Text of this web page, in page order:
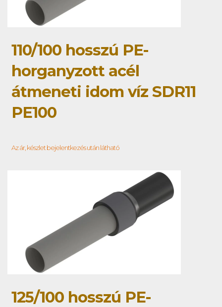
110/100 hosszú PE-
horganyzott acél
átmeneti idom víz SDR11
PE100
Az ár, készlet bejelentkezés után látható
125/100 hosszú PE-